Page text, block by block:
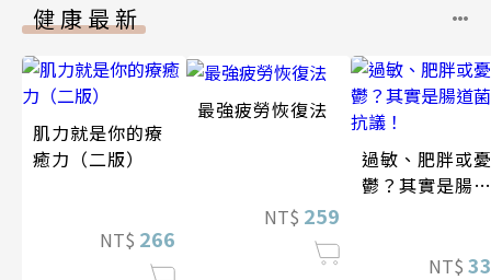
健康最新
肌力就是你的療
癒力（二版）
NT$ 266
最強疲勞恢復法
NT$ 259
過敏、肥胖或憂
鬱？其實是腸道
NT$